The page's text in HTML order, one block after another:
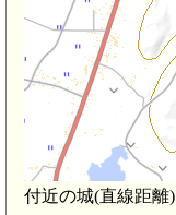
付近の城(直線距離)